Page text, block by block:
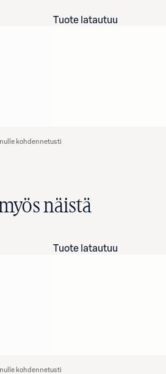
Tuote latautuu
kohdennetusti
näistä
Tuote latautuu
kohdennetusti